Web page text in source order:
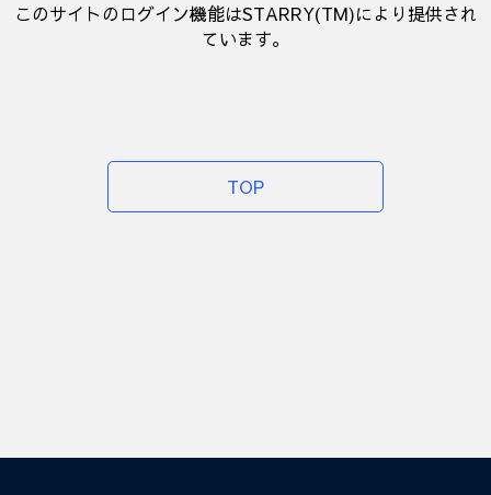
このサイトのログイン機能はSTARRY(TM)により提供され
ています。
TOP